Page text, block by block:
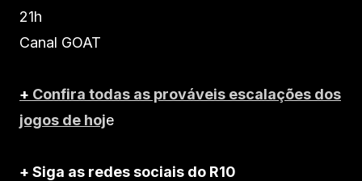
21h
Canal GOAT
+ Confira todas as prováveis escalações dos
jogos de hoje
+ Siga as redes sociais do R10